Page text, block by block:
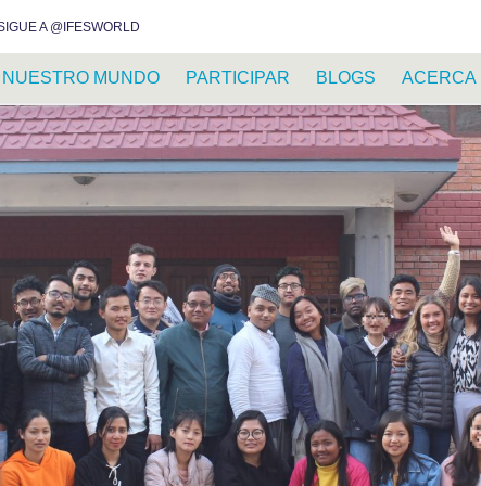
A @IFESWORLD
NUESTRO MUNDO PARTICIPAR BLOGS ACERCA